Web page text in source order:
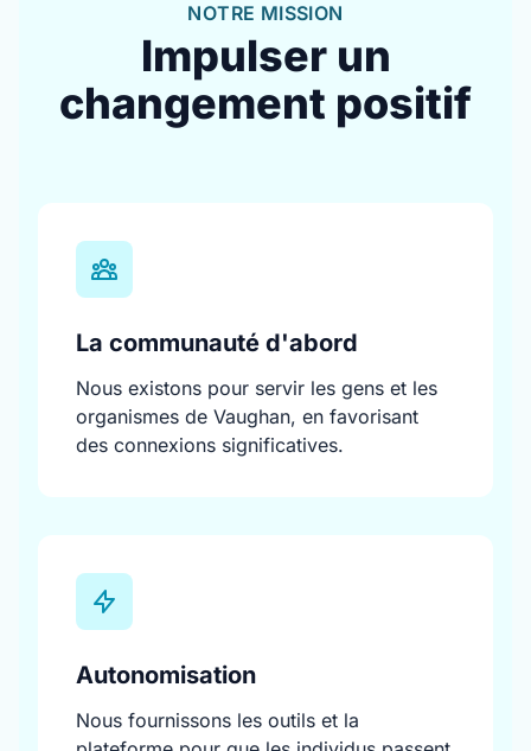
NOTRE MISSION
Impulser un
changement positif
La communauté d'abord
Nous existons pour servir les gens et les
organismes de Vaughan, en favorisant
des connexions significatives.
Autonomisation
Nous fournissons les outils et la